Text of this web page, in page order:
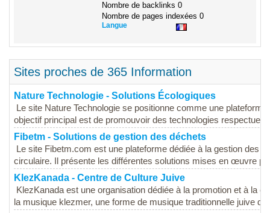
Nombre de backlinks 0
Nombre de pages indexées 0
Langue
Sites proches de 365 Information
Nature Technologie - Solutions Écologiques
Le site Nature Technologie se positionne comme une
objectif principal est de promouvoir des technologies
Fibetm - Solutions de gestion des déchets
Le site Fibetm.com est une plateforme dédiée à la gestion des
circulaire. Il présente les différentes solutions mises en œuvre
KlezKanada - Centre de Culture Juive
KlezKanada est une organisation dédiée à la promotion et à la
la musique klezmer, une forme de musique traditionnelle juive